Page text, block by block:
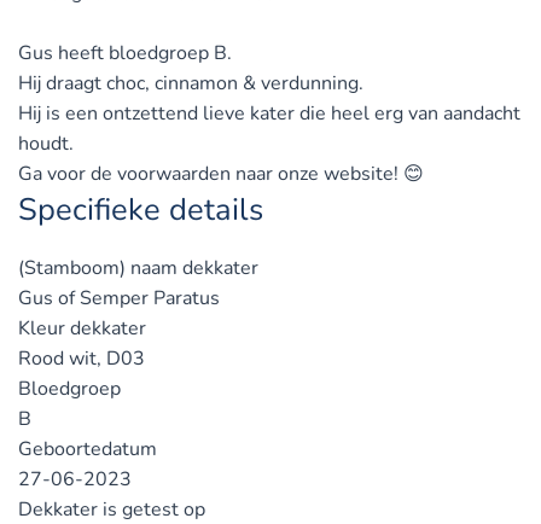
Gus heeft bloedgroep B.
Hij draagt choc, cinnamon & verdunning.
Hij is een ontzettend lieve kater die heel erg van aandacht
houdt.
Ga voor de voorwaarden naar onze website! 😊
Specifieke details
(Stamboom) naam dekkater
Gus of Semper Paratus
Kleur dekkater
Rood wit, D03
Bloedgroep
B
Geboortedatum
27-06-2023
Dekkater is getest op